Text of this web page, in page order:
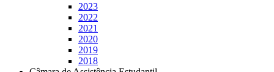
2023
2022
2021
2020
2019
2018